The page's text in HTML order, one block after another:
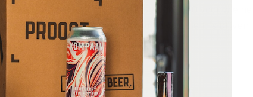
Tiger American Light Lager van MONYO voor wie
Brewing Co. uit Finland. Doordrinkers die fris